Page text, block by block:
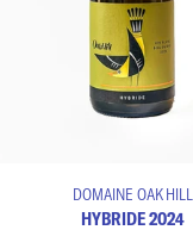
DOMAINE OAK HILL
HYBRIDE 2024